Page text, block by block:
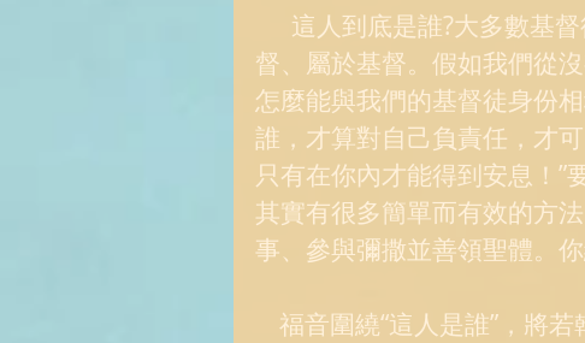
督、屬於基督。假如我們從
怎麼能與我們的基督徒身份
誰，才算對自己負責任，才
只有在你內才能得到安息！”
其實有很多簡單而有效的方
事、參與彌撒並善領聖體。